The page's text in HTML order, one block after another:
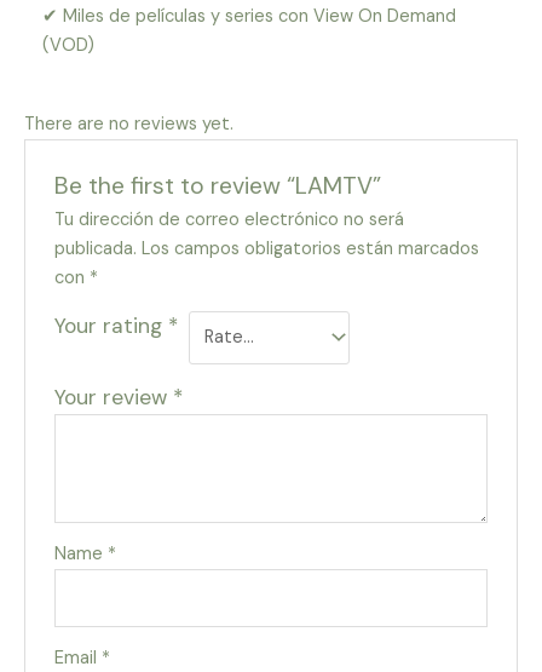
✔ Miles de películas y series con View On Demand
(VOD)
There are no reviews yet.
Be the first to review “LAMTV”
Tu dirección de correo electrónico no será
publicada. Los campos obligatorios están marcados
con *
Your rating *
Your review *
Name *
Email *